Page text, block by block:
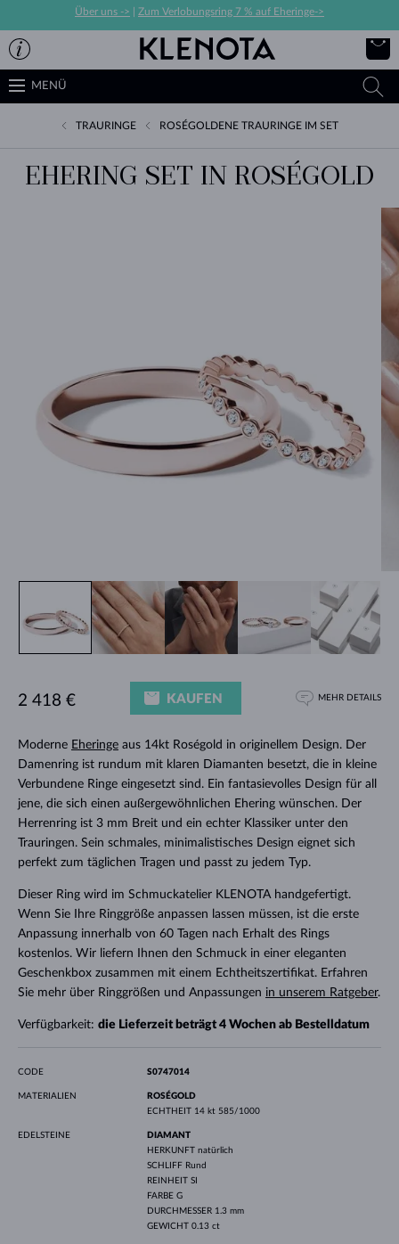
Über uns -> Zum Verlobungsring 7 % auf Eheringe->
MENÜ
TRAURINGE ROSÉGOLDENE TRAURINGE IM SET
EHERING SET IN ROSÉGOLD
Moderne Eheringeaus 14kt Roségold in originellem Design. Der
Damenring ist rundum mit klaren Diamanten besetzt, die in kleine
Verbundene Ringe eingesetzt sind. Ein fantasievolles Design für all
jene, die sich einen außergewöhnlichen Ehering wünschen. Der
Herrenring ist 3 mm Breit und ein echter Klassiker unter den
Trauringen. Sein schmales, minimalistisches Design eignet sich
perfekt zum täglichen Tragen und passt zu jedem Typ.
Dieser Ring wird im Schmuckatelier KLENOTA handgefertigt.
Wenn Sie Ihre Ringgröße anpassen lassen müssen, ist die erste
Anpassung innerhalb von 60 Tagen nach Erhalt des Rings
kostenlos. Wir liefern Ihnen den Schmuck in einer eleganten
Geschenkbox zusammen mit einem Echtheitszertifikat. Erfahren
Sie mehr über Ringgrößen und Anpassungen in unserem Ratgeber.
Verfügbarkeit: die Lieferzeit beträgt 4 Wochen ab Bestelldatum
2 418 € KAUFEN MEHR DETAILS
CODE S0747014
MATERIALIEN
ROSÉGOLD
ECHTHEIT 14 kt 585/1000
EDELSTEINE
DIAMANT
HERKUNFT natürlich
SCHLIFF Rund
REINHEIT SI
FARBE G
DURCHMESSER 1.3 mm
GEWICHT 0.13 ct